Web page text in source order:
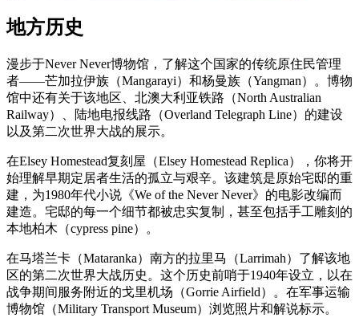
地方历史
漫步于Never Never博物馆，了解这个国家的传统原住民管理
者——芒加拉伊族（Mangarayi）和杨曼族（Yangman）。博物
馆中还有关于该地区、北澳大利亚铁路（North Australian
Railway）、陆地电报线路（Overland Telegraph Line）的建设
以及第二次世界大战的展示。
在Elsey Homestead复刻屋（Elsey Homestead Replica），你将开
始理解早期定居者生活的孤立与艰辛。该建筑是原始宅邸的重
建，为1980年代小说《We of the Never Never》的电影改编而
建造。宅邸的每一个细节都被忠实复制，甚至包括手工雕刻的
本地柏木（cypress pine）。
在马塔兰卡（Mataranka）南方的拉里马（Larrimah）了解该地
区的第二次世界大战历史。这个历史前哨于1940年设立，以在
战争期间服务附近的戈里机场（Gorrie Airfield）。在军事运输
博物馆（Military Transport Museum）浏览照片和解说标示。